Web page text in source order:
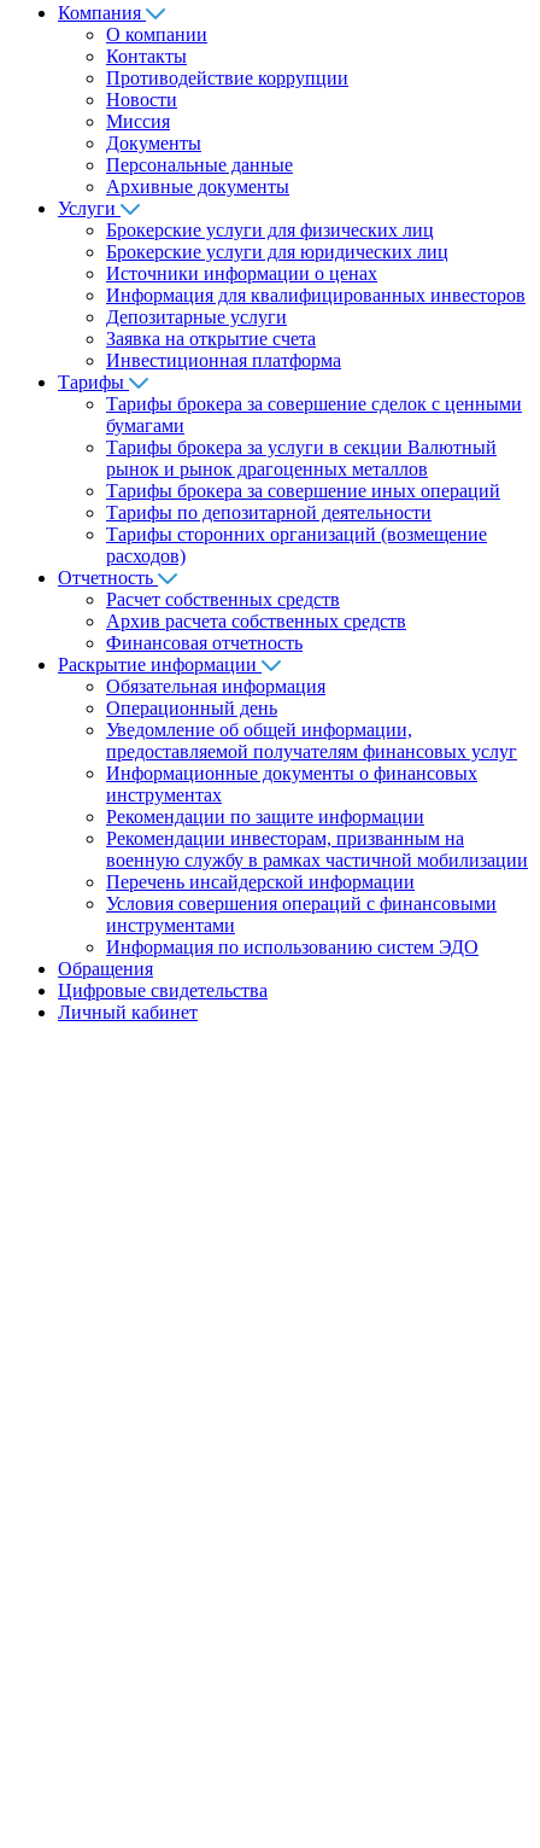
Компания
О компании
Контакты
Противодействие коррупции
Новости
Миссия
Документы
Персональные данные
Архивные документы
Услуги
Брокерские услуги для физических лиц
Брокерские услуги для юридических лиц
Источники информации о ценах
Информация для квалифицированных инвесторов
Депозитарные услуги
Заявка на открытие счета
Инвестиционная платформа
Тарифы
Тарифы брокера за совершение сделок с ценными
бумагами
Тарифы брокера за услуги в секции Валютный
рынок и рынок драгоценных металлов
Тарифы брокера за совершение иных операций
Тарифы по депозитарной деятельности
Тарифы сторонних организаций (возмещение
расходов)
Отчетность
Расчет собственных средств
Архив расчета собственных средств
Финансовая отчетность
Раскрытие информации
Обязательная информация
Операционный день
Уведомление об общей информации,
предоставляемой получателям финансовых услуг
Информационные документы о финансовых
инструментах
Рекомендации по защите информации
Рекомендации инвесторам, призванным на
военную службу в рамках частичной мобилизации
Перечень инсайдерской информации
Условия совершения операций с финансовыми
инструментами
Информация по использованию систем ЭДО
Обращения
Цифровые свидетельства
Личный кабинет